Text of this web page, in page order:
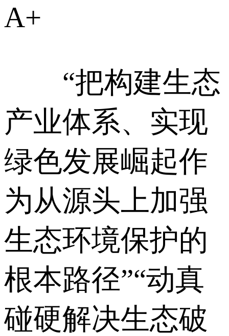
A+
“把构建生态
产业体系、实现
绿色发展崛起作
为从源头上加强
生态环境保护的
根本路径”“动真
碰硬解决生态破